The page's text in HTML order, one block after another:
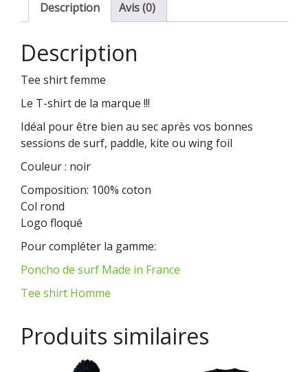
Description Avis (0)
Description
Tee shirt femme
Le T-shirt de la marque !!!
Idéal pour être bien au sec après vos bonnes
sessions de surf, paddle, kite ou wing foil
Couleur : noir
Composition: 100% coton
Col rond
Logo floqué
Pour compléter la gamme:
Poncho de surf Made in France
Tee shirt Homme
Produits similaires